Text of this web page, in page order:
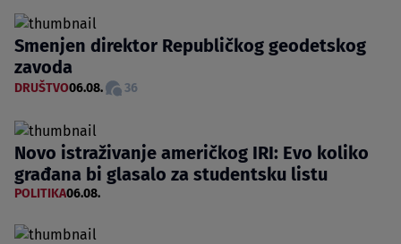
Smenjen direktor Republičkog geodetskog
zavoda
DRUŠTVO06.08. 36
Novo istraživanje američkog IRI: Evo koliko
građana bi glasalo za studentsku listu
POLITIKA06.08.